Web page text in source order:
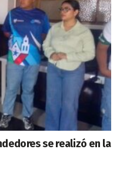
se realizó en la